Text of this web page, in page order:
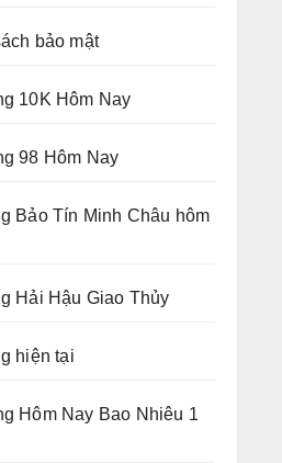
bảo mật
10K Hôm Nay
98 Hôm Nay
Bảo Tín Minh Châu hôm
Hải Hậu Giao Thủy
hiện tại
Hôm Nay Bao Nhiêu 1